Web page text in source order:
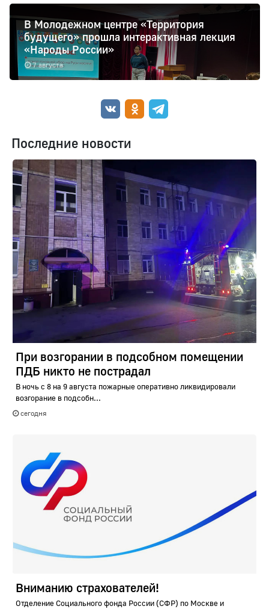
7 августа
В Молодежном центре «Территория
будущего» прошла интерактивная лекция
«Народы России»
Последние новости
При возгорании в подсобном помещении
ПДБ никто не пострадал
В ночь с 8 на 9 августа пожарные оперативно ликвидировали
возгорание в подсобн...
сегодня
Вниманию страхователей!
Отделение Социального фонда России (СФР) по Москве и